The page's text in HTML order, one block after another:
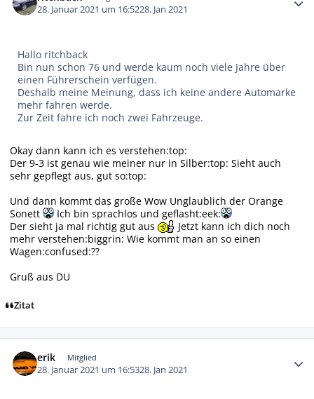
28. Januar 2021 um 16:5228. Jan 2021
Hallo ritchback
Bin nun schon 76 und werde kaum noch viele Jahre über
einen Führerschein verfügen.
Deshalb meine Meinung, dass ich keine andere Automarke
mehr fahren werde.
Zur Zeit fahre ich noch zwei Fahrzeuge.
Okay dann kann ich es verstehen:top:
Der 9-3 ist genau wie meiner nur in Silber:top: Sieht auch
sehr gepflegt aus, gut so:top:
Und dann kommt das große Wow Unglaublich der Orange
Sonett
Ich bin sprachlos und geflasht:eek:
Der sieht ja mal richtig gut aus
Jetzt kann ich dich noch
mehr verstehen:biggrin: Wie kommt man an so einen
Wagen:confused:??
Gruß aus DU
Zitat
erik Mitglied
28. Januar 2021 um 16:5328. Jan 2021